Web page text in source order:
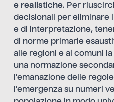
e realistiche. Per
decisionali per eliminare
e di interpretazione,
di norme primarie
alle regioni e ai comuni
una normazione
l’emanazione delle
l’emergenza su numeri